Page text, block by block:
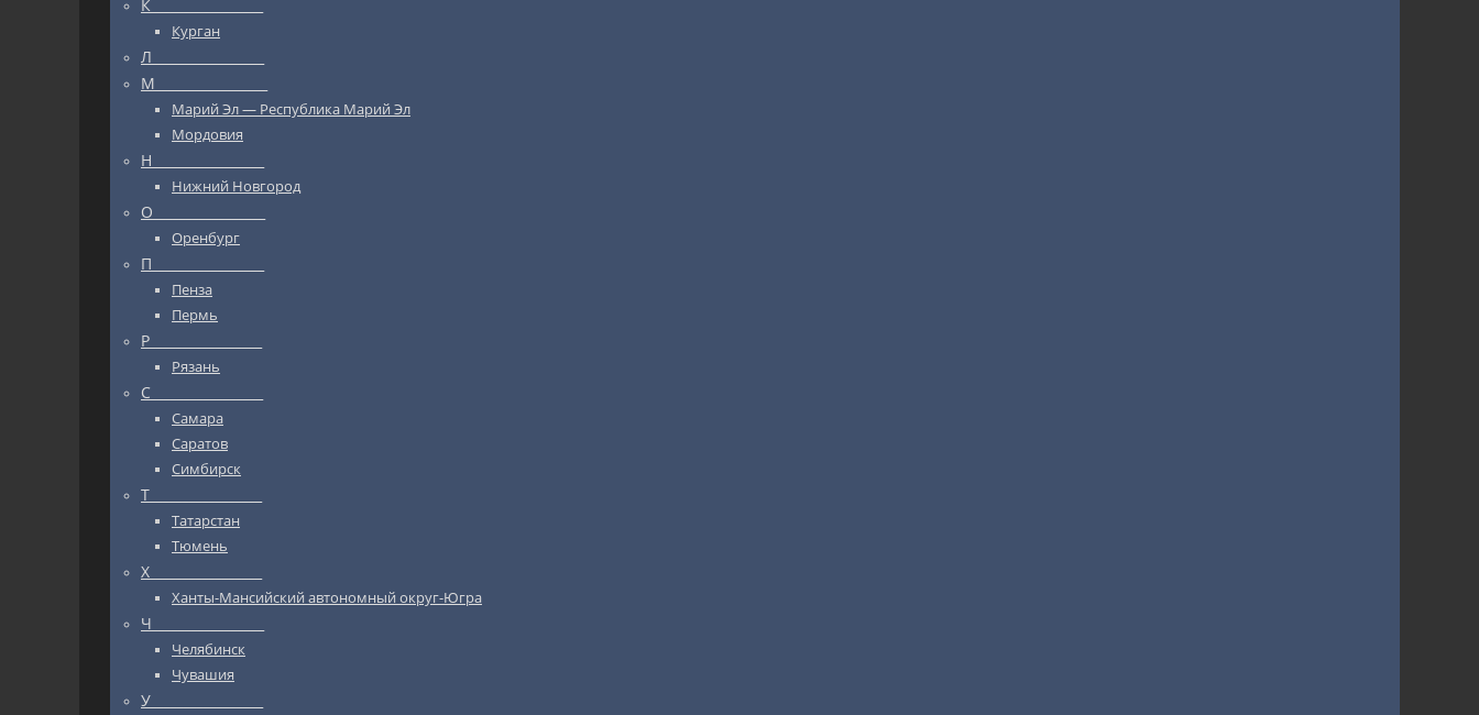
К_________________
Курган
Л_________________
М_________________
Марий Эл — Республика Марий Эл
Мордовия
Н_________________
Нижний Новгород
О_________________
Оренбург
П_________________
Пенза
Пермь
Р_________________
Рязань
С_________________
Самара
Саратов
Симбирск
Т_________________
Татарстан
Тюмень
Х_________________
Ханты-Мансийский автономный округ-Югра
Ч_________________
Челябинск
Чувашия
У_________________